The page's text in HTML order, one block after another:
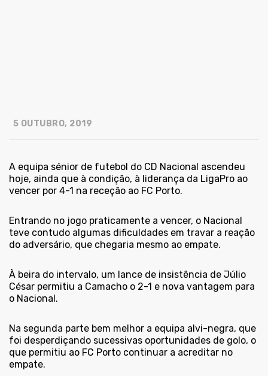
5 OUTUBRO, 2019
A equipa sénior de futebol do CD Nacional ascendeu
hoje, ainda que à condição, à liderança da LigaPro ao
vencer por 4-1 na receção ao FC Porto.
Entrando no jogo praticamente a vencer, o Nacional
teve contudo algumas dificuldades em travar a reação
do adversário, que chegaria mesmo ao empate.
À beira do intervalo, um lance de insistência de Júlio
César permitiu a Camacho o 2-1 e nova vantagem para
o Nacional.
Na segunda parte bem melhor a equipa alvi-negra, que
foi desperdiçando sucessivas oportunidades de golo, o
que permitiu ao FC Porto continuar a acreditar no
empate.